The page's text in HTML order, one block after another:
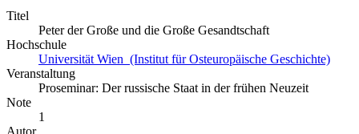
Titel
Peter der Große und die Große Gesandtschaft
Hochschule
Universität Wien (Institut für Osteuropäische Geschichte)
Veranstaltung
Proseminar: Der russische Staat in der frühen Neuzeit
Note
1